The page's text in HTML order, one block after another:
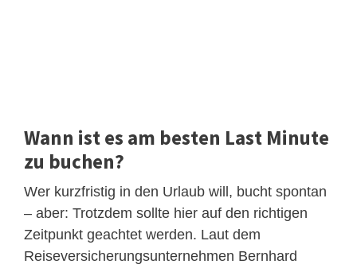
Wann ist es am besten Last Minute
zu buchen?
Wer kurzfristig in den Urlaub will, bucht spontan
– aber: Trotzdem sollte hier auf den richtigen
Zeitpunkt geachtet werden. Laut dem
Reiseversicherungsunternehmen Bernhard